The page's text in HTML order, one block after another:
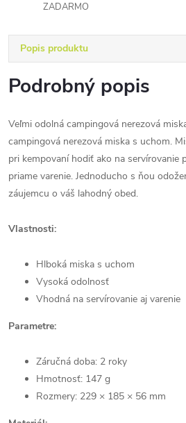
ZADARMO
Popis produktu
Podrobný popis
Veľmi odolná campingová nerezová
campingová nerezová miska s uchom.
pri kempovaní hodiť ako na servírovanie
priame varenie. Jednoducho s ňou
záujemcu o váš lahodný obed.
Vlastnosti:
Hlboká miska s uchom
Vysoká odolnosť
Vhodná na servírovanie aj varenie
Parametre:
Záručná doba: 2 roky
Hmotnosť: 147 g
Rozmery: 229 × 185 × 56 mm